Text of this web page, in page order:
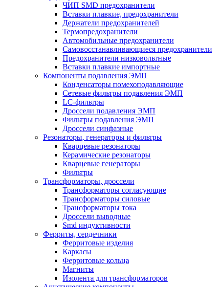
ЧИП SMD предохранители
Вставки плавкие, предохранители
Держатели предохранителей
Термопредохранители
Автомобильные предохранители
Самовосстанавливающиеся предохранители
Предохранители низковольтные
Вставки плавкие импортные
Компоненты подавления ЭМП
Конденсаторы помехоподавляющие
Сетевые фильтры подавления ЭМП
LC-фильтры
Дроссели подавления ЭМП
Фильтры подавления ЭМП
Дроссели синфазные
Резонаторы, генераторы и фильтры
Кварцевые резонаторы
Керамические резонаторы
Кварцевые генераторы
Фильтры
Трансформаторы, дроссели
Трансформаторы согласующие
Трансформаторы силовые
Трансформаторы тока
Дроссели выводные
Smd индуктивности
Ферриты, сердечники
Ферритовые изделия
Каркасы
Ферритовые кольца
Магниты
Изолента для трансформаторов